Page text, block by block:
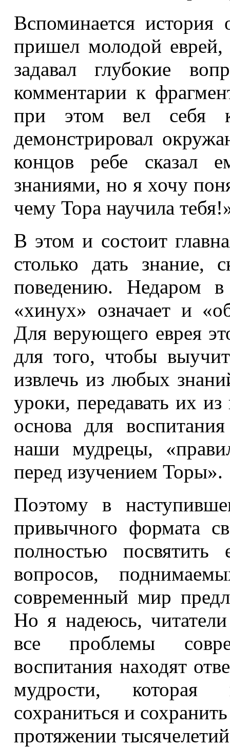
Вспоминается
пришел молодой
задавал глубокие
комментарии к
при этом вел себя
демонстрировал
концов ребе сказал
знаниями, но я хочу
чему Тора научила
В этом и состоит
столько дать знание,
поведению. Недаром
«хинух» означает и
Для верующего еврея
для того, чтобы
извлечь из любых
уроки, передавать их
основа для
наши мудрецы,
перед изучением Торы».
Поэтому в
привычного формата
полностью посвятить
вопросов,
современный мир
Но я надеюсь,
все проблемы
воспитания находят
мудрости,
сохраниться и
протяжении